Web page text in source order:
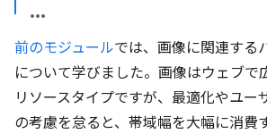
前のモジュールでは、画像に関連する
について学びました。画像はウェブで
リソースタイプですが、最適化やユー
の考慮を怠ると、帯域幅を大幅に消費